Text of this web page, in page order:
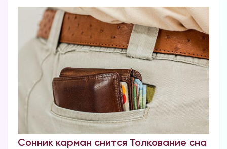
Сонник карман снится Толкование сна